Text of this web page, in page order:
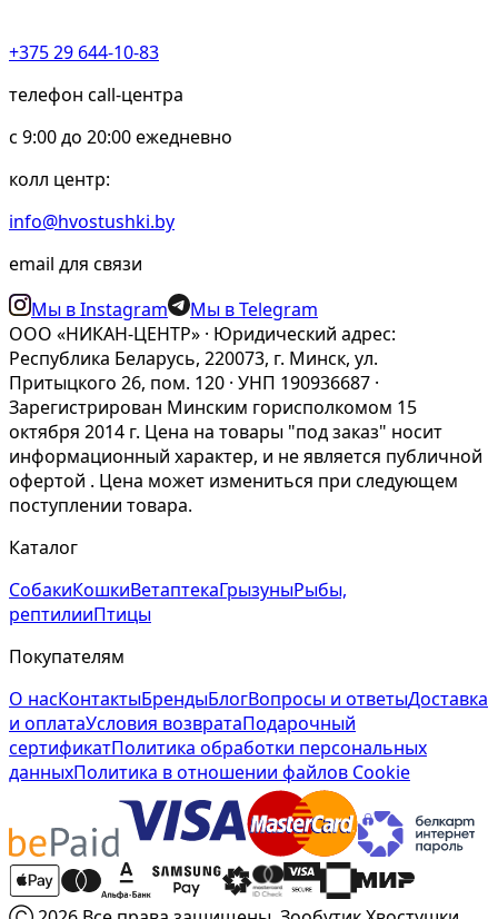
+375 29 644-10-83
телефон call-центра
c 9:00 до 20:00 ежедневно
колл центр:
info@hvostushki.by
email для связи
Мы в Instagram
Мы в Telegram
ООО «НИКАН-ЦЕНТР» · Юридический адрес:
Республика Беларусь, 220073, г. Минск, ул.
Притыцкого 26, пом. 120 · УНП 190936687 ·
Зарегистрирован Минским горисполкомом 15
октября 2014 г. Цена на товары "под заказ" носит
информационный характер, и не является публичной
офертой . Цена может измениться при следующем
поступлении товара.
Каталог
СобакиКошкиВетаптекаГрызуныРыбы,
рептилииПтицы
Покупателям
О насКонтактыБрендыБлогВопросы и ответыДоставка
и оплатаУсловия возвратаПодарочный
сертификатПолитика обработки персональных
данныхПолитика в отношении файлов Cookie